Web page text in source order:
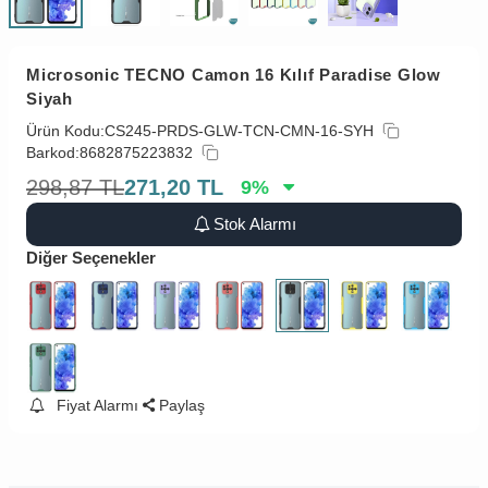
Microsonic TECNO Camon 16 Kılıf Paradise Glow
Siyah
Ürün Kodu:CS245-PRDS-GLW-TCN-CMN-16-SYH
Barkod:8682875223832
298,87 TL271,20 TL 9%
Stok Alarmı
Diğer Seçenekler
Fiyat Alarmı Paylaş